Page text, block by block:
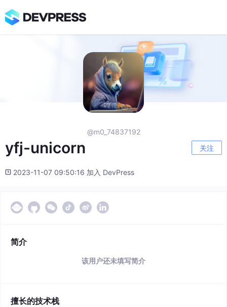
@m0_74837192
yfj-unicorn 关注
2023-11-07 09:50:16 加入 DevPress
简介
该用户还未填写简介
擅长的技术栈